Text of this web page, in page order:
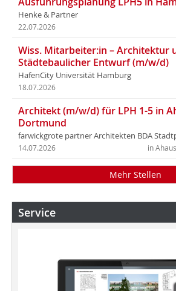
Henke & Partner
22.07.2026
Wiss. Mitarbeiter:in – Architektur
Städtebaulicher Entwurf (m/w/d)
HafenCity Universität Hamburg
18.07.2026
Architekt (m/w/d) für LPH 1-5 in
Dortmund
farwickgrote partner Architekten BDA
in
14.07.2026
Mehr Stellen
Service